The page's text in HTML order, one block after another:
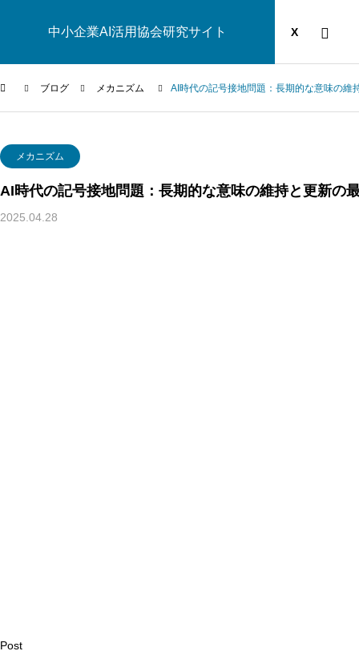
中小企業AI活用協会研究サイト
運営団体 YOUTUBE X
ブログ メカニズム AI時代の記号接地問題：長期的な意味の維
メカニズム
AI時代の記号接地問題：長期的な意味の維持と更新の
2025.04.28
Post